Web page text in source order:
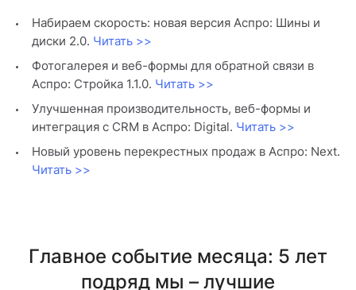
Набираем скорость: новая версия Аспро: Шины и
диски 2.0. Читать >>
Фотогалерея и веб-формы для обратной связи в
Аспро: Стройка 1.1.0. Читать >>
Улучшенная производительность, веб-формы и
интеграция с CRM в Аспро: Digital. Читать >>
Новый уровень перекрестных продаж в Аспро: Next.
Читать >>
Главное событие месяца: 5 лет
подряд мы – лучшие